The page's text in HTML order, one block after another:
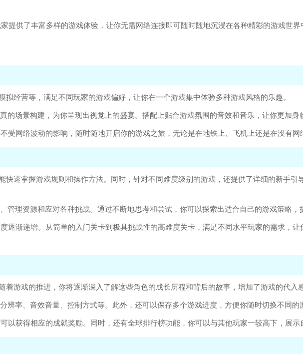
提供了丰富多样的游戏体验，让你无需网络连接即可随时随地沉浸在各种精彩的游戏世
经营等，满足不同玩家的游戏偏好，让你在一个游戏集中体验多种游戏风格的乐趣。
场景构建，为你呈现出视觉上的盛宴。搭配上贴合游戏氛围的音效和音乐，让你更加身
网络波动的影响，随时随地开启你的游戏之旅，无论是在地铁上、飞机上还是在没有网
快速掌握游戏规则和操作方法。同时，针对不同难度级别的游戏，还提供了详细的新手引
理资源和应对各种挑战。通过不断地思考和尝试，你可以探索出适合自己的游戏策略，
渐递增。从简单的入门关卡到极具挑战性的高难度关卡，满足不同水平玩家的需求，让
游戏的推进，你将逐渐深入了解这些角色的成长历程和背后的故事，增加了游戏的代入
率、音效音量、控制方式等。此外，还可以保存多个游戏进度，方便你随时切换不同的
获得相应的成就奖励。同时，还有全球排行榜功能，你可以与其他玩家一较高下，展示